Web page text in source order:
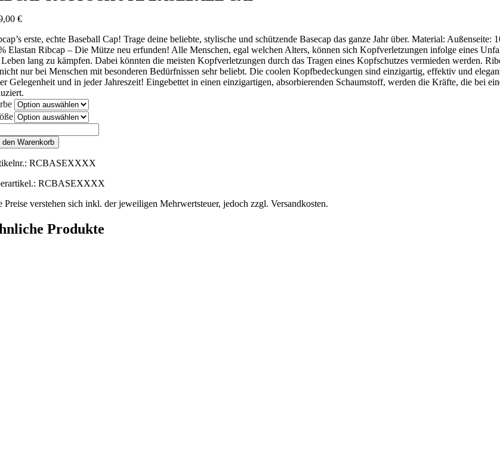
€
erste, echte Baseball Cap! Trage deine beliebte, stylische und schützende Basecap das ganze Jahr über. Material:
Elastan Ribcap – Die Mütze neu erfunden! Alle Menschen, egal welchen Alters, können sich Kopfverletzungen infolge eines
lang zu kämpfen. Dabei könnten die meisten Kopfverletzungen durch das Tragen eines Kopfschutzes vermieden werden.
nur bei Menschen mit besonderen Bedürfnissen sehr beliebt. Die coolen Kopfbedeckungen sind einzigartig, effektiv und
Gelegenheit und in jeder Jahreszeit! Eingebettet in einen einzigartigen, absorbierenden Schaumstoff, werden die Kräfte, die bei
den Warenkorb
RCBASEXXXX
RCBASEXXXX
Preise verstehen sich inkl. der jeweiligen Mehrwertsteuer, jedoch zzgl. Versandkosten.
Produkte